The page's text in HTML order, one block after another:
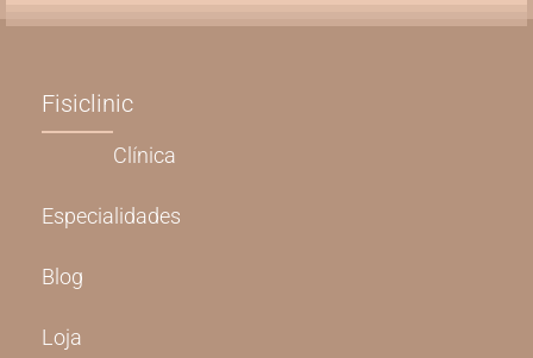
Fisiclinic
Clínica
Especialidades
Blog
Loja